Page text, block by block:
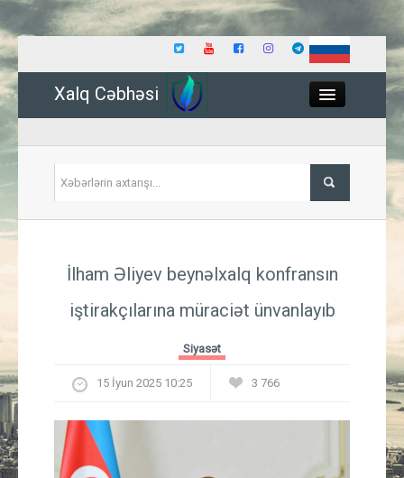
Xalq Cəbhəsi
İqtisadiyyat
Güney Azərbaycan
İlham Əliyev beynəlxalq konfransın
iştirakçılarına müraciət ünvanlayıb
Siyasət
15 İyun 2025 10:25 3 766